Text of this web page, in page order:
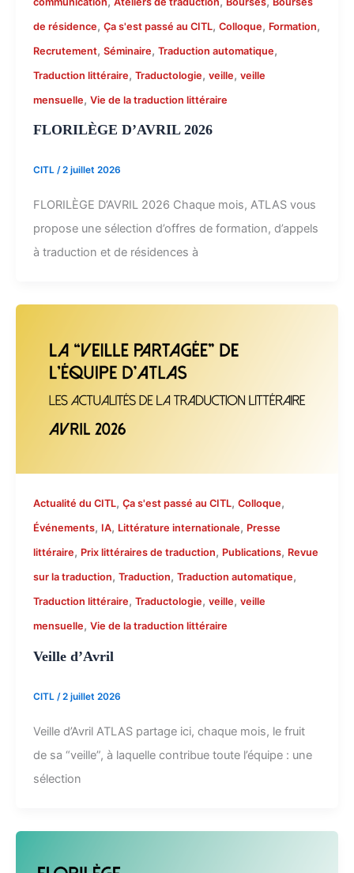
de résidence, Ça s'est passé au CITL, Colloque, Formation,
Recrutement, Séminaire, Traduction automatique,
Traduction littéraire, Traductologie, veille, veille
mensuelle, Vie de la traduction littéraire
FLORILÈGE D’AVRIL 2026
CITL /2 juillet 2026
FLORILÈGE D’AVRIL 2026 Chaque mois, ATLAS vous
propose une sélection d’offres de formation, d’appels
à traduction et de résidences à
Actualité du CITL, Ça s'est passé au CITL, Colloque,
Événements, IA, Littérature internationale, Presse
littéraire, Prix littéraires de traduction, Publications, Revue
sur la traduction, Traduction, Traduction automatique,
Traduction littéraire, Traductologie, veille, veille
mensuelle, Vie de la traduction littéraire
Veille d’Avril
CITL /2 juillet 2026
Veille d’Avril ATLAS partage ici, chaque mois, le fruit
de sa “veille”, à laquelle contribue toute l’équipe : une
sélection